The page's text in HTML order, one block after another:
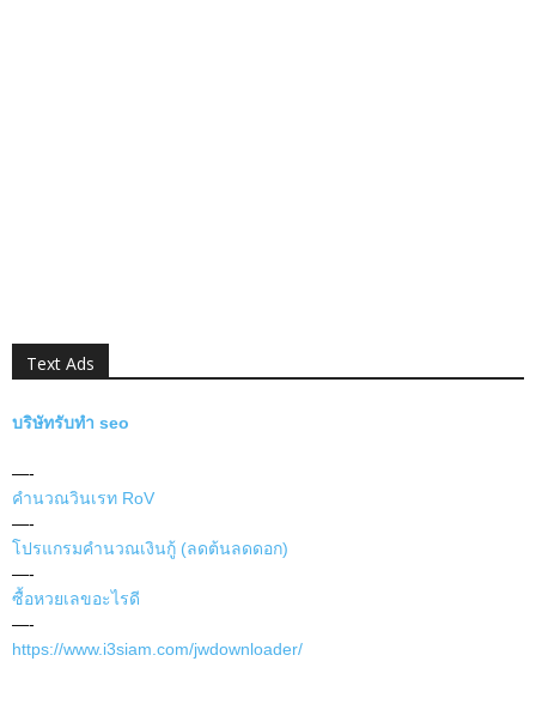
Text Ads
บริษัทรับทำ seo
—-
คำนวณวินเรท RoV
—-
โปรแกรมคำนวณเงินกู้ (ลดต้นลดดอก)
—-
ซื้อหวยเลขอะไรดี
—-
https://www.i3siam.com/jwdownloader/